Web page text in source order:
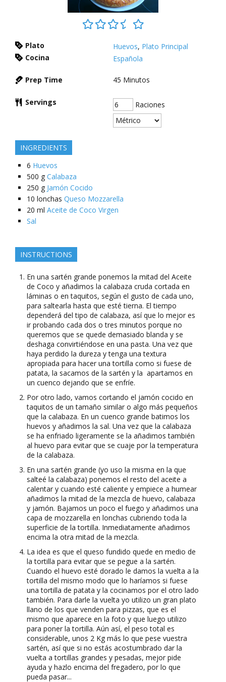
Plato Huevos, Plato Principal
Cocina
Española
Prep Time 45 Minutos
Servings Raciones
INGREDIENTS
6 Huevos
500 g Calabaza
250 g Jamón Cocido
10 lonchas Queso Mozzarella
20 ml Aceite de Coco Virgen
Sal
INSTRUCTIONS
En una sartén grande ponemos la mitad del Aceite
de Coco y añadimos la calabaza cruda cortada en
láminas o en taquitos, según el gusto de cada uno,
para saltearla hasta que esté tierna. El tiempo
dependerá del tipo de calabaza, así que lo mejor es
ir probando cada dos o tres minutos porque no
queremos que se quede demasiado blanda y se
deshaga convirtiéndose en una pasta. Una vez que
haya perdido la dureza y tenga una textura
apropiada para hacer una tortilla como si fuese de
patata, la sacamos de la sartén y la apartamos en
un cuenco dejando que se enfríe.
Por otro lado, vamos cortando el jamón cocido en
taquitos de un tamaño similar o algo más pequeños
que la calabaza. En un cuenco grande batimos los
huevos y añadimos la sal. Una vez que la calabaza
se ha enfriado ligeramente se la añadimos también
al huevo para evitar que se cuaje por la temperatura
de la calabaza.
En una sartén grande (yo uso la misma en la que
salteé la calabaza) ponemos el resto del aceite a
calentar y cuando esté caliente y empiece a humear
añadimos la mitad de la mezcla de huevo, calabaza
y jamón. Bajamos un poco el fuego y añadimos una
capa de mozzarella en lonchas cubriendo toda la
superficie de la tortilla. Inmediatamente añadimos
encima la otra mitad de la mezcla.
La idea es que el queso fundido quede en medio de
la tortilla para evitar que se pegue a la sartén.
Cuando el huevo esté dorado le damos la vuelta a la
tortilla del mismo modo que lo haríamos si fuese
una tortilla de patata y la cocinamos por el otro lado
también. Para darle la vuelta yo utilizo un gran plato
llano de los que venden para pizzas, que es el
mismo que aparece en la foto y que luego utilizo
para poner la tortilla. Aún así, el peso total es
considerable, unos 2 Kg más lo que pese vuestra
sartén, así que si no estás acostumbrado dar la
vuelta a tortillas grandes y pesadas, mejor pide
ayuda y hazlo encima del fregadero, por lo que
pueda pasar...